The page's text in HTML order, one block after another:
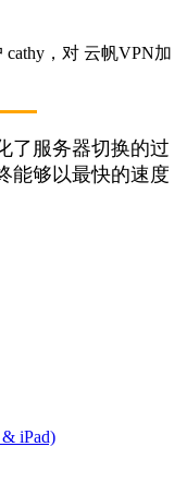
了服务器切换的过
能够以最快的速度
iPad)